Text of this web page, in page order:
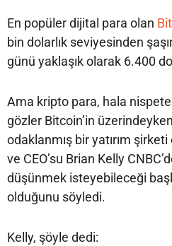
En popüler dijital para olan
bin dolarlık seviyesinden
günü yaklaşık olarak 6.400
Ama kripto para, hala
gözler Bitcoin’in
odaklanmış bir yatırım
ve CEO’su Brian Kelly
düşünmek isteyebileceği
olduğunu söyledi.
Kelly, şöyle dedi: